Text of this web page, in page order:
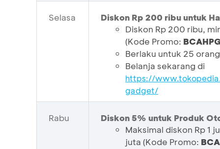
Selasa
Diskon Rp 200 ribu untuk
Diskon Rp 200 ribu,
(Kode Promo:
Berlaku untuk 25
Belanja sekarang di
https://
gadget/
Rabu
Diskon 5% untuk Produk
Maksimal diskon Rp 1
juta (Kode Promo: